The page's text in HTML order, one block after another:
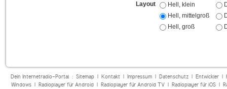
Layout
Hell, klein
Hell, mittelgroß
Hell, groß
Dein Internetradio-Portal : Sitemap| Kontakt| Impressum| Datenschutz| Entwickler|
Windows| Radioplayer für Android| Radioplayer für Android TV| Radioplayer für iOS|